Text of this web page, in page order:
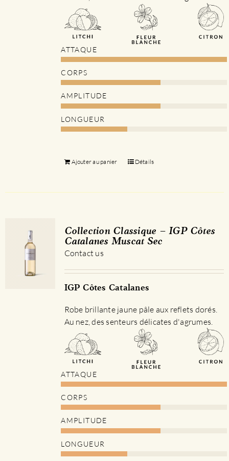
ATTAQUE
CORPS
AMPLITUDE
LONGUEUR
Ajouter au panier Détails
Collection Classique – IGP Côtes
Catalanes Muscat Sec
Contact us
IGP Côtes Catalanes
Robe brillante jaune pâle aux reflets dorés.
Au nez, des senteurs délicates d'agrumes.
ATTAQUE
CORPS
AMPLITUDE
LONGUEUR